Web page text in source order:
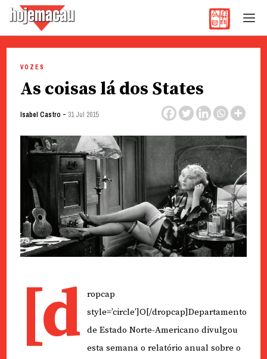
content
VOZES
As coisas lá dos States
Isabel Castro - 31 Jul 2015
[d
ropcap
style=’circle’]O[/dropcap]Departamento
de Estado Norte-Americano divulgou
esta semana o relatório anual sobre o